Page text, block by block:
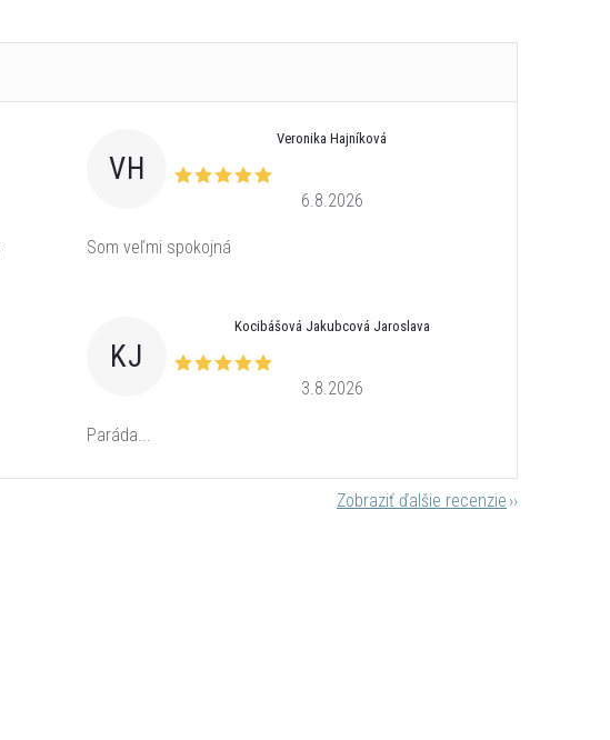
VH
Veronika Hajníková
6.8.2026
Som veľmi spokojná
KJ
Kocibášová Jakubcová Jaroslava
3.8.2026
Paráda...
Zobraziť ďalšie recenzie